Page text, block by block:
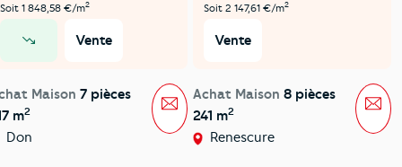
Soit 1 848,58 €/m2
Vente
Maison 7 pièces
m2
Don
Message
Soit 2 147,61 €/m2
Vente
Achat Maison 8 pièces
241 m2
Renescure